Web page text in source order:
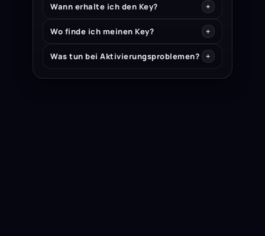
Wann erhalte ich den Key?
Wo finde ich meinen Key?
Was tun bei Aktivierungsproblemen?